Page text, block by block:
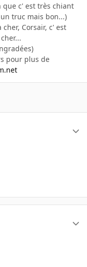
c' est très chiant
truc mais bon...)
Corsair, c' est
pour plus de